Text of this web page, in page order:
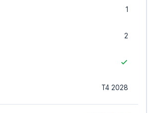
1
2
T4 2028